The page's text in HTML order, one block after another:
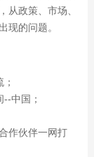
从政策、市场、
现的问题。
中国；
作伙伴一网打